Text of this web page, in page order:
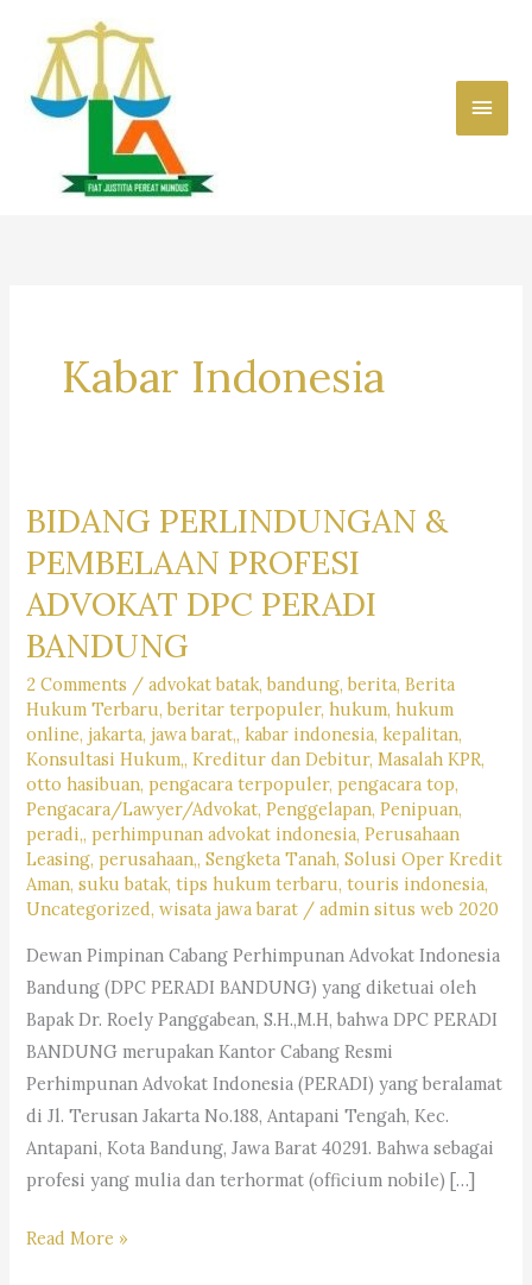
content
Main
Kabar Indonesia
BIDANG PERLINDUNGAN &
PEMBELAAN PROFESI
ADVOKAT DPC PERADI
BANDUNG
2 Comments /advokat batak,bandung,berita,Berita
Hukum Terbaru,beritar terpopuler,hukum,hukum
online,jakarta,jawa barat,,kabar indonesia,kepalitan,
Konsultasi Hukum,,Kreditur dan Debitur,Masalah KPR,
otto hasibuan,pengacara terpopuler,pengacara top,
Pengacara/Lawyer/Advokat,Penggelapan,Penipuan,
peradi,,perhimpunan advokat indonesia,Perusahaan
Leasing,perusahaan,,Sengketa Tanah,Solusi Oper Kredit
Aman,suku batak,tips hukum terbaru,touris indonesia,
Uncategorized,wisata jawa barat /admin situs web 2020
Dewan Pimpinan Cabang Perhimpunan Advokat Indonesia
Bandung (DPC PERADI BANDUNG) yang diketuai oleh
Bapak Dr. Roely Panggabean, S.H.,M.H, bahwa DPC PERADI
BANDUNG merupakan Kantor Cabang Resmi
Perhimpunan Advokat Indonesia (PERADI) yang beralamat
di Jl. Terusan Jakarta No.188, Antapani Tengah, Kec.
Antapani, Kota Bandung, Jawa Barat 40291. Bahwa sebagai
profesi yang mulia dan terhormat (officium nobile) […]
BIDANG
Read More »